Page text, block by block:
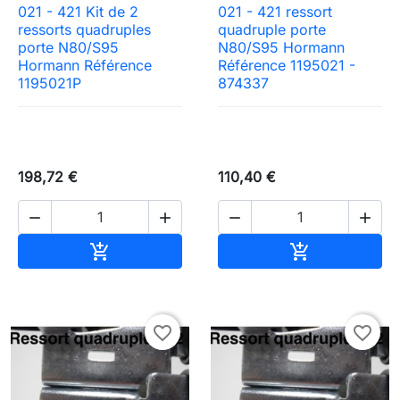
021 - 421 Kit de 2
ressorts quadruples
porte N80/S95
Hormann Référence
1195021P
198,72 €
 

021 - 421 ressort
quadruple porte
N80/S95 Hormann
Référence 1195021 -
874337
110,40 €
 

favorite_border favorite_border